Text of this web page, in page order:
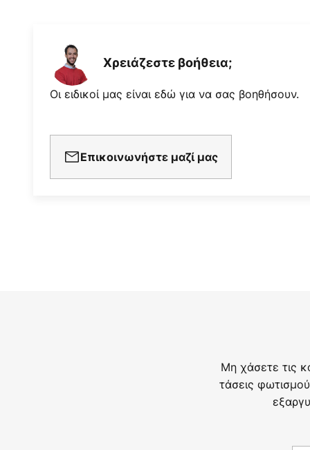
Χρειάζεστε βοήθεια;
Οι ειδικοί μας είναι εδώ για να σας βοηθήσουν.
Επικοινωνήστε μαζί μας
Μη χάσετε τις
τάσεις